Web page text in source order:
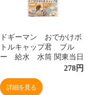
ドギーマン おでかけボ
トルキャップ君 ブル
ー 給水 水筒 関東当日
278円
詳細を見る